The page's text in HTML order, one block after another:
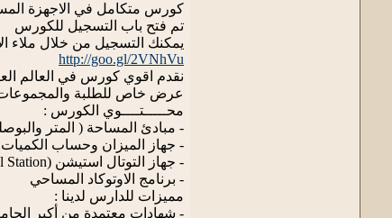
كورس متكامل في الاجهزة
تم فتح باب التسجيل للكورس
يمكنك التسجيل من خلال ملاء
http://goo.gl/2VNhVu
نقدم اقوي كورس في العالم
عرض خاص للطلبة
محـــــتــــوي الكورس :
- مبادئ المساحة ( المتر
- جهاز الميزان وحساب الكميات
- جهاز التوتال استيشن (Total Station ) +التيوديليت
- برنامج الاوتوكاد المساحي
مميزات للدارس لدينا :
- شهادات معتمدة من أكبر